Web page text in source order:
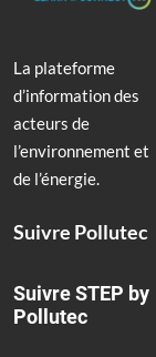
La plateforme
d’information des
acteurs de
l’environnement et
de l’énergie.
Suivre Pollutec
Suivre STEP by
Pollutec